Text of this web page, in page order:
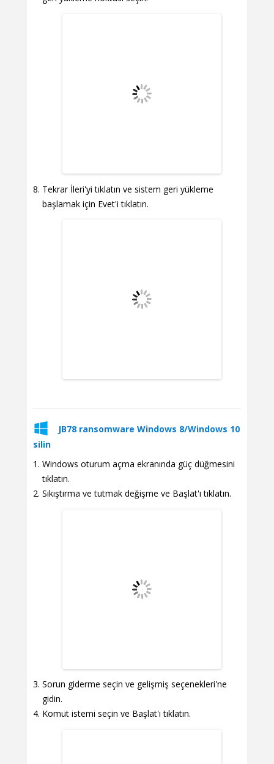
Tekrar İleri'yi tıklatın ve sistem geri yükleme
başlamak için Evet'i tıklatın.
JB78 ransomware Windows 8/Windows 10
silin
Windows oturum açma ekranında güç düğmesini
tıklatın.
Sıkıştırma ve tutmak değişme ve Başlat'ı tıklatın.
Sorun giderme seçin ve gelişmiş seçenekleri'ne
gidin.
Komut istemi seçin ve Başlat'ı tıklatın.